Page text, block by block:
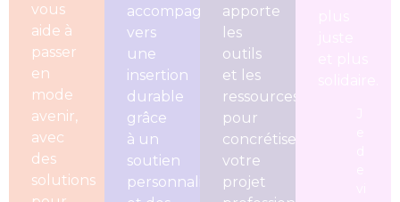
vous
aide à
passer
en
mode
avenir,
avec
des
solutions
accompagne
vers
une
insertion
durable
grâce
à un
soutien
personnalisé
apporte
les
outils
et les
ressources
pour
concrétiser
votre
projet